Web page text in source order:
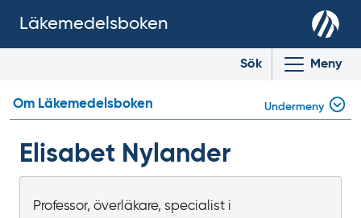
Läkemedelsboken
Sök Meny
Elisabet Nylander
Professor, överläkare, specialist i
Om Läkemedelsboken Undermeny